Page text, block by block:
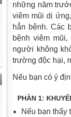
những năm
viêm mũi dị
hẳn bệnh. Các
bệnh viêm
người không
trường độc hại,
Nếu bạn có ý
PHẦN 1:
Nếu bạn thấy